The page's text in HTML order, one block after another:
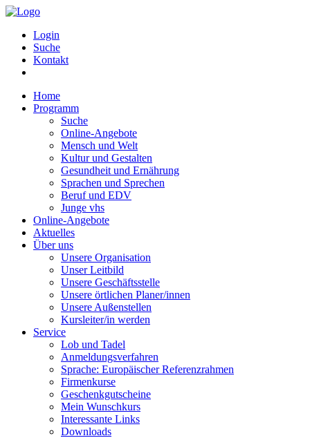
Login
Suche
Kontakt
Home
Programm
Suche
Online-Angebote
Mensch und Welt
Kultur und Gestalten
Gesundheit und Ernährung
Sprachen und Sprechen
Beruf und EDV
Junge vhs
Online-Angebote
Aktuelles
Über uns
Unsere Organisation
Unser Leitbild
Unsere Geschäftsstelle
Unsere örtlichen Planer/innen
Unsere Außenstellen
Kursleiter/in werden
Service
Lob und Tadel
Anmeldungsverfahren
Sprache: Europäischer Referenzrahmen
Firmenkurse
Geschenkgutscheine
Mein Wunschkurs
Interessante Links
Downloads